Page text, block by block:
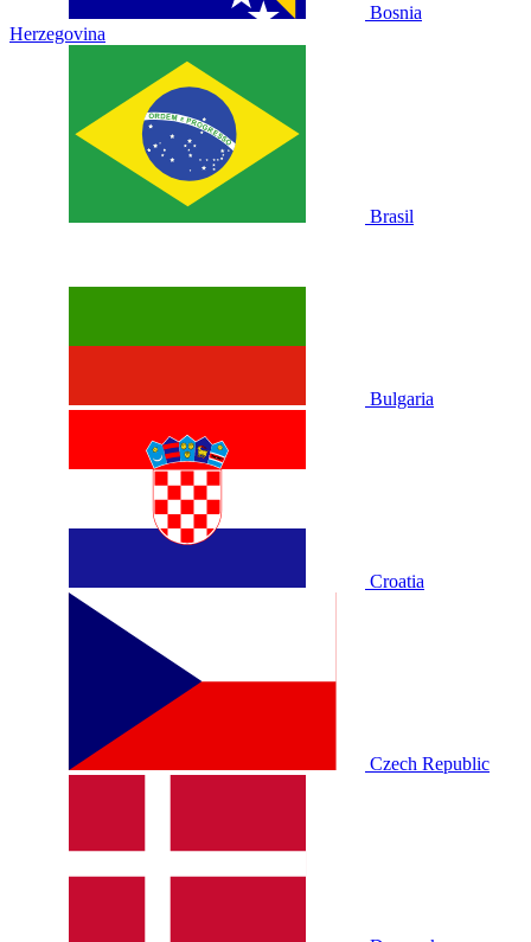
Bosnia
Herzegovina
Brasil
Bulgaria
Croatia
Czech Republic